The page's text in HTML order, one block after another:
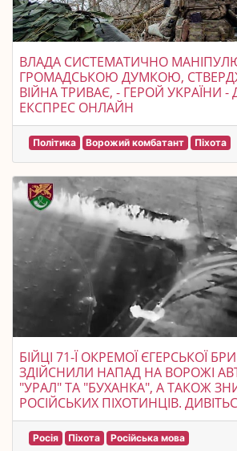
ВЛАДА СИСТЕМАТИЧНО
ГРОМАДСЬКОЮ ДУМКОЮ,
ВІЙНА ТРИВАЄ, - ГЕРОЙ УКРАЇНИ -
ЕКСПРЕС ОНЛАЙН
Політика Ворожий комбатант Піхота
БІЙЦІ 71-Ї ОКРЕМОЇ ЄГЕРСЬКОЇ
ЗДІЙСНИЛИ НАПАД НА ВОРОЖІ
"УРАЛ" ТА "БУХАНКА", А ТАКОЖ
РОСІЙСЬКИХ ПІХОТИНЦІВ.
Росія Піхота Російська мова